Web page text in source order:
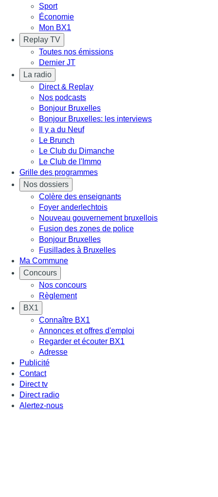
Sport
Économie
Mon BX1
Replay TV
Toutes nos émissions
Dernier JT
La radio
Direct & Replay
Nos podcasts
Bonjour Bruxelles
Bonjour Bruxelles: les interviews
Il y a du Neuf
Le Brunch
Le Club du Dimanche
Le Club de l'Immo
Grille des programmes
Nos dossiers
Colère des enseignants
Foyer anderlechtois
Nouveau gouvernement bruxellois
Fusion des zones de police
Bonjour Bruxelles
Fusillades à Bruxelles
Ma Commune
Concours
Nos concours
Règlement
BX1
Connaître BX1
Annonces et offres d'emploi
Regarder et écouter BX1
Adresse
Publicité
Contact
Direct tv
Direct radio
Alertez-nous